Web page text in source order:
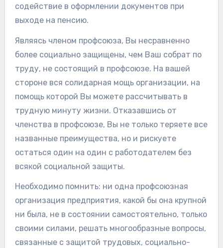
содействие в оформлении документов при
выходе на пенсию.
Являясь членом профсоюза, Вы несравненно
более социально защищены, чем Ваш собрат по
труду, не состоящий в профсоюзе. На вашей
стороне вся солидарная мощь организации, на
помощь которой Вы можете рассчитывать в
трудную минуту жизни. Отказавшись от
членства в профсоюзе, Вы не только теряете все
названные преимущества, но и рискуете
остаться один на один с работодателем без
всякой социальной защиты.
Необходимо помнить: ни одна профсоюзная
организация предприятия, какой бы она крупной
ни была, не в состоянии самостоятельно, только
своими силами, решать многообразные вопросы,
связанные с защитой трудовых, социально-